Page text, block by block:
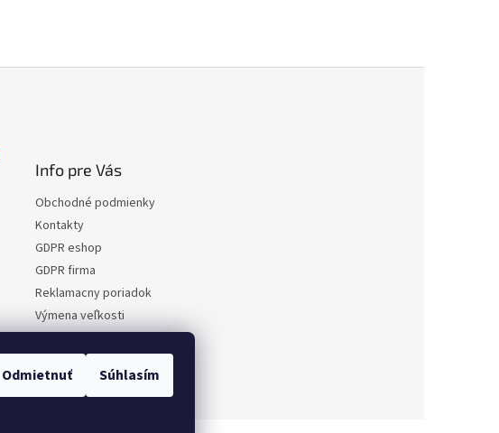
Odmietnuť Súhlasím
Info pre Vás
Obchodné podmienky
Kontakty
GDPR eshop
GDPR firma
Reklamacny poriadok
Výmena veľkosti
Certifikacia
Moja objednávka